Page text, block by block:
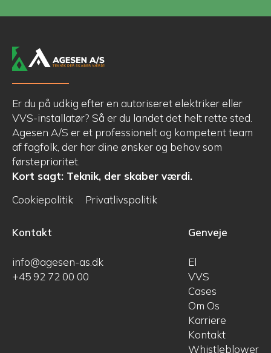
Er du på udkig efter en autoriseret elektriker eller
VVS-installatør? Så er du landet det helt rette sted.
Agesen A/S er et professionelt og kompetent team
af fagfolk, der har dine ønsker og behov som
førsteprioritet.
Kort sagt: Teknik, der skaber værdi.
Cookiepolitik
Privatlivspolitik
Kontakt
info@agesen-as.dk
+45 92 72 00 00
Genveje
El
VVS
Cases
Om Os
Karriere
Kontakt
Whistleblower